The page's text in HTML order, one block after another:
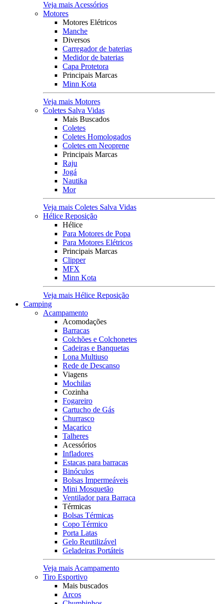
Veja mais Acessórios
Motores
Motores Elétricos
Manche
Diversos
Carregador de baterias
Medidor de baterias
Capa Protetora
Principais Marcas
Minn Kota
Veja mais Motores
Coletes Salva Vidas
Mais Buscados
Coletes
Coletes Homologados
Coletes em Neoprene
Principais Marcas
Raju
Jogá
Nautika
Mor
Veja mais Coletes Salva Vidas
Hélice Reposição
Hélice
Para Motores de Popa
Para Motores Elétricos
Principais Marcas
Clipper
MFX
Minn Kota
Veja mais Hélice Reposição
Camping
Acampamento
Acomodações
Barracas
Colchões e Colchonetes
Cadeiras e Banquetas
Lona Multiuso
Rede de Descanso
Viagens
Mochilas
Cozinha
Fogareiro
Cartucho de Gás
Churrasco
Maçarico
Talheres
Acessórios
Infladores
Estacas para barracas
Binóculos
Bolsas Impermeáveis
Mini Mosquetão
Ventilador para Barraca
Térmicas
Bolsas Térmicas
Copo Térmico
Porta Latas
Gelo Reutilizável
Geladeiras Portáteis
Veja mais Acampamento
Tiro Esportivo
Mais buscados
Arcos